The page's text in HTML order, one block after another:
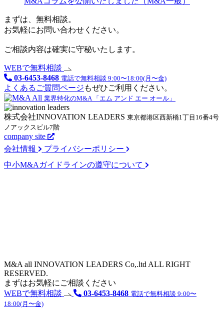
まずは、無料相談。
お気軽にお問い合わせください。
ご相談内容は確実に守秘いたします。
WEBで無料相談
03-6453-8468 電話で無料相談 9:00〜18:00(月〜金)
よくあるご質問ページ もぜひご利用ください。
業界特化のM&A 「エム アンド エー オール」
株式会社INNOVATION LEADERS 東京都港区西新橋1丁目16番4号
ノアックスビル7階
company site
会社情報
プライバシーポリシー
中小M&Aガイドラインの遵守について
M&A all INNOVATION LEADERS Co,.ltd ALL RIGHT
RESERVED.
まずはお気軽にご相談ください
WEBで無料相談
03-6453-8468 電話で無料相談 9:00〜
18:00(月〜金)